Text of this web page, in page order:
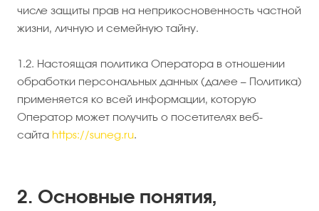
числе защиты прав на неприкосновенность частной
жизни, личную и семейную тайну.
1.2. Настоящая политика Оператора в отношении
обработки персональных данных (далее – Политика)
применяется ко всей информации, которую
Оператор может получить о посетителях веб-
сайта https://suneg.ru.
2. Основные понятия,